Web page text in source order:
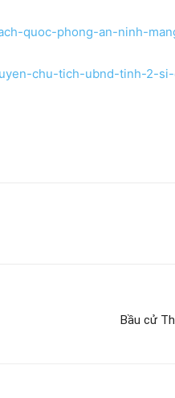
quoc-phong-an-ninh-
chu-tich-ubnd-tinh-2-
Bầu cử